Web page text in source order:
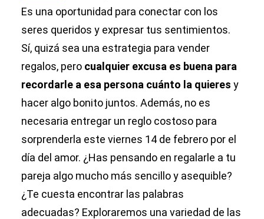
Es una oportunidad para conectar con los
seres queridos y expresar tus sentimientos.
Sí, quizá sea una estrategia para vender
regalos, pero cualquier excusa es buena para
recordarle a esa persona cuánto la quieres y
hacer algo bonito juntos. Además, no es
necesaria entregar un reglo costoso para
sorprenderla este viernes 14 de febrero por el
día del amor. ¿Has pensando en regalarle a tu
pareja algo mucho más sencillo y asequible?
¿Te cuesta encontrar las palabras
adecuadas? Exploraremos una variedad de las